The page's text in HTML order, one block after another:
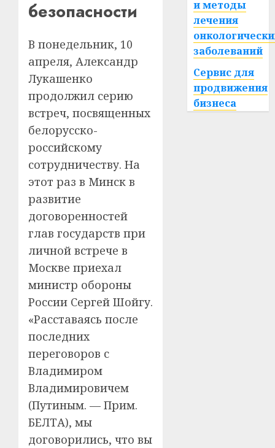
безопасности
В понедельник, 10
апреля, Александр
Лукашенко
продолжил серию
встреч, посвященных
белорусско-
российскому
сотрудничеству. На
этот раз в Минск в
развитие
договоренностей
глав государств при
личной встрече в
Москве приехал
министр обороны
России Сергей Шойгу.
«Расставаясь после
последних
переговоров с
Владимиром
Владимировичем
(Путиным. — Прим.
БЕЛТА), мы
договорились, что вы
и методы
лечения
заболеваний
Сервис для
продвижения
бизнеса